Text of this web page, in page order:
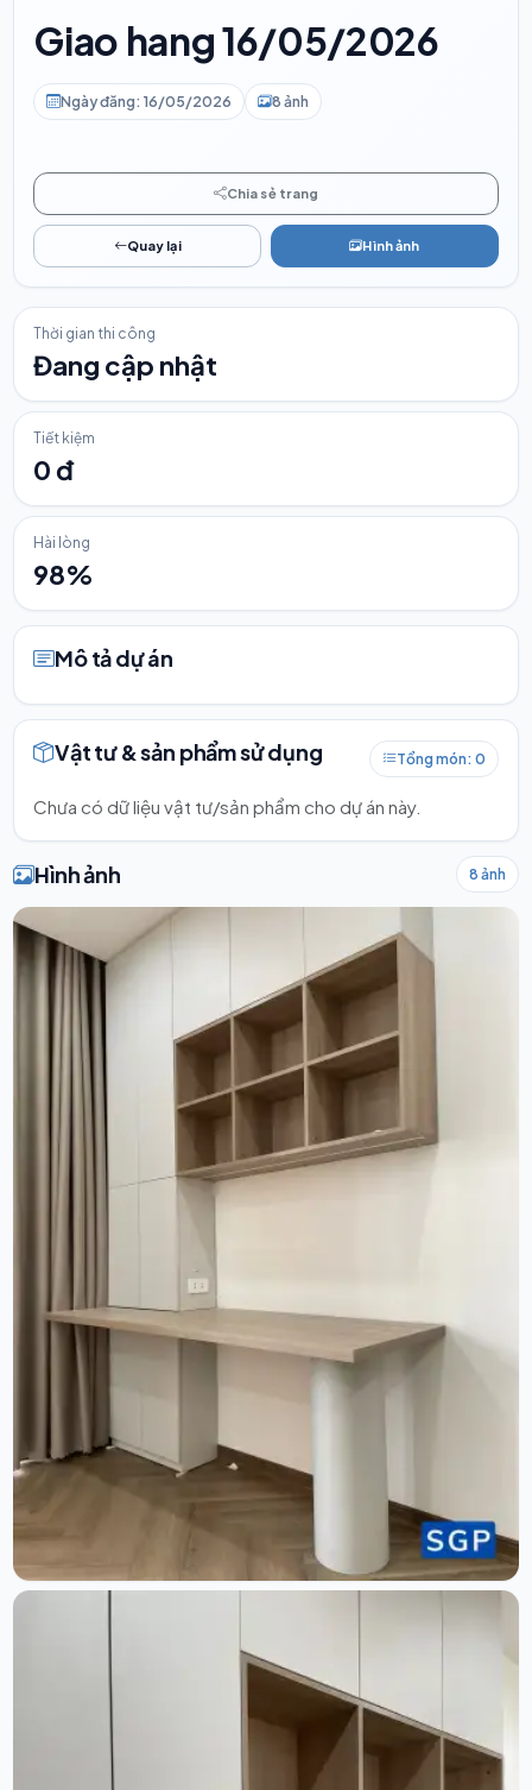
Giao hang 16/05/2026
Ngày đăng: 16/05/2026 8 ảnh
Chia sẻ trang
Quay lại Hình ảnh
Thời gian thi công
Đang cập nhật
Tiết kiệm
0 đ
Hài lòng
98%
Mô tả dự án
Vật tư & sản phẩm sử dụng Tổng món: 0
Chưa có dữ liệu vật tư/sản phẩm cho dự án này.
Hình ảnh 8 ảnh